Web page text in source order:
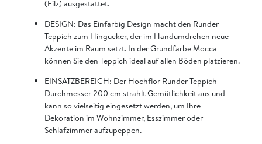
(Filz) ausgestattet.
DESIGN: Das Einfarbig Design macht den Runder
Teppich zum Hingucker, der im Handumdrehen neue
Akzente im Raum setzt. In der Grundfarbe Mocca
können Sie den Teppich ideal auf allen Böden platzieren.
EINSATZBEREICH: Der Hochflor Runder Teppich
Durchmesser 200 cm strahlt Gemütlichkeit aus und
kann so vielseitig eingesetzt werden, um Ihre
Dekoration im Wohnzimmer, Esszimmer oder
Schlafzimmer aufzupeppen.